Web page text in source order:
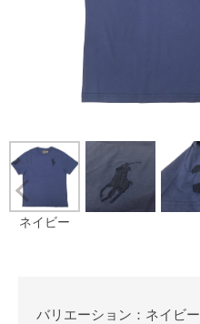
ネイビー
Prev
バリエーション：ネイビー